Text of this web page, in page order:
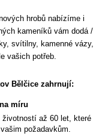
hrobů nabízíme i
kameníků vám dodá /
svítilny, kamenné vázy,
vašich potřeb.
Bělčice zahrnují:
míru
až 60 let, které
požadavkům.